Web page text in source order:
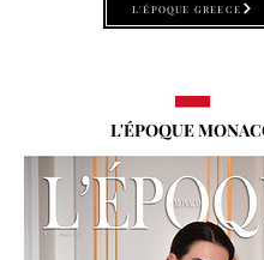
L'ÉPOQUE GREECE
L'ÉPOQUE